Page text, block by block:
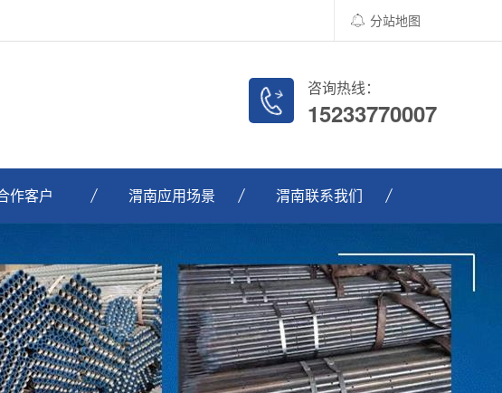
分站地图
咨询热线：
15233770007
作客户 渭南应用场景 渭南联系我们